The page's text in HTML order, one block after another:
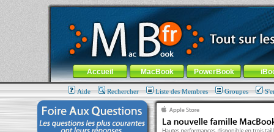
MacBook-fr.com : 100% Apple... 100% nomade !
Aller au contenu-Aller au menu général-Aller au menu de
Menu général
Accueil MacBook PowerBook
Aide Rechercher Liste des Membres Groupes